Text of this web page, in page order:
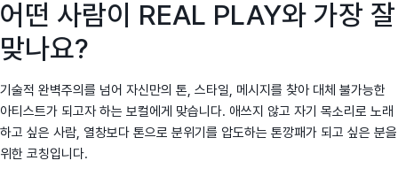
어떤 사람이 REAL PLAY와 가장 잘
맞나요?
기술적 완벽주의를 넘어 자신만의 톤, 스타일, 메시지를 찾아 대체 불가능한
아티스트가 되고자 하는 보컬에게 맞습니다. 애쓰지 않고 자기 목소리로 노래
하고 싶은 사람, 열창보다 톤으로 분위기를 압도하는 톤깡패가 되고 싶은 분을
위한 코칭입니다.